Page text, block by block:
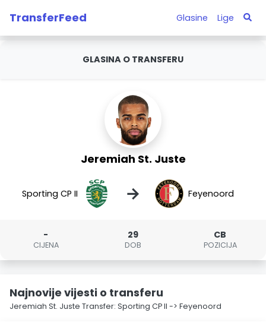
TransferFeed Glasine Lige
GLASINA O TRANSFERU
Jeremiah St. Juste
Sporting CP II → Feyenoord
-
CIJENA
29
DOB
CB
POZICIJA
Najnovije vijesti o transferu
Jeremiah St. Juste Transfer: Sporting CP II -> Feyenoord